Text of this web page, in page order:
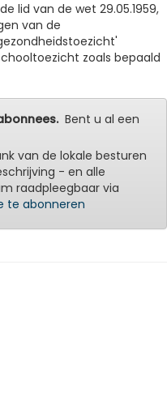
lid van de wet 29.05.1959,
van de
zoals bepaald
Bent u al een
van de lokale besturen
- en alle
raadpleegbaar via
te abonneren